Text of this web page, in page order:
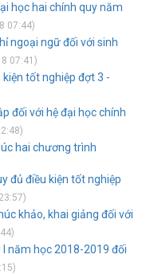
học hai chính quy năm
07:44)
ngoại ngữ đối với sinh
07:41)
kiện tốt nghiệp đợt 3 -
đối với hệ đại học chính
hai chương trình
đủ điều kiện tốt nghiệp
khảo, khai giảng đối với
năm học 2018-2019 đối